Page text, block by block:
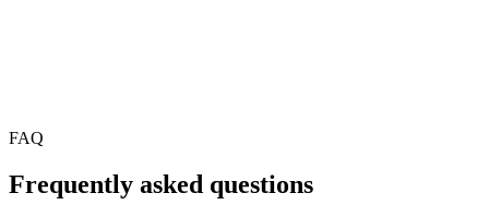
FAQ
Frequently asked questions